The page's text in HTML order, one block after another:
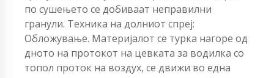
по сушењето се добиваат неправилни
гранули. Техника на долниот спреј:
Обложување. Материјалот се турка нагоре од
дното на протокот на цевката за водилка со
топол проток на воздух, се движи во една